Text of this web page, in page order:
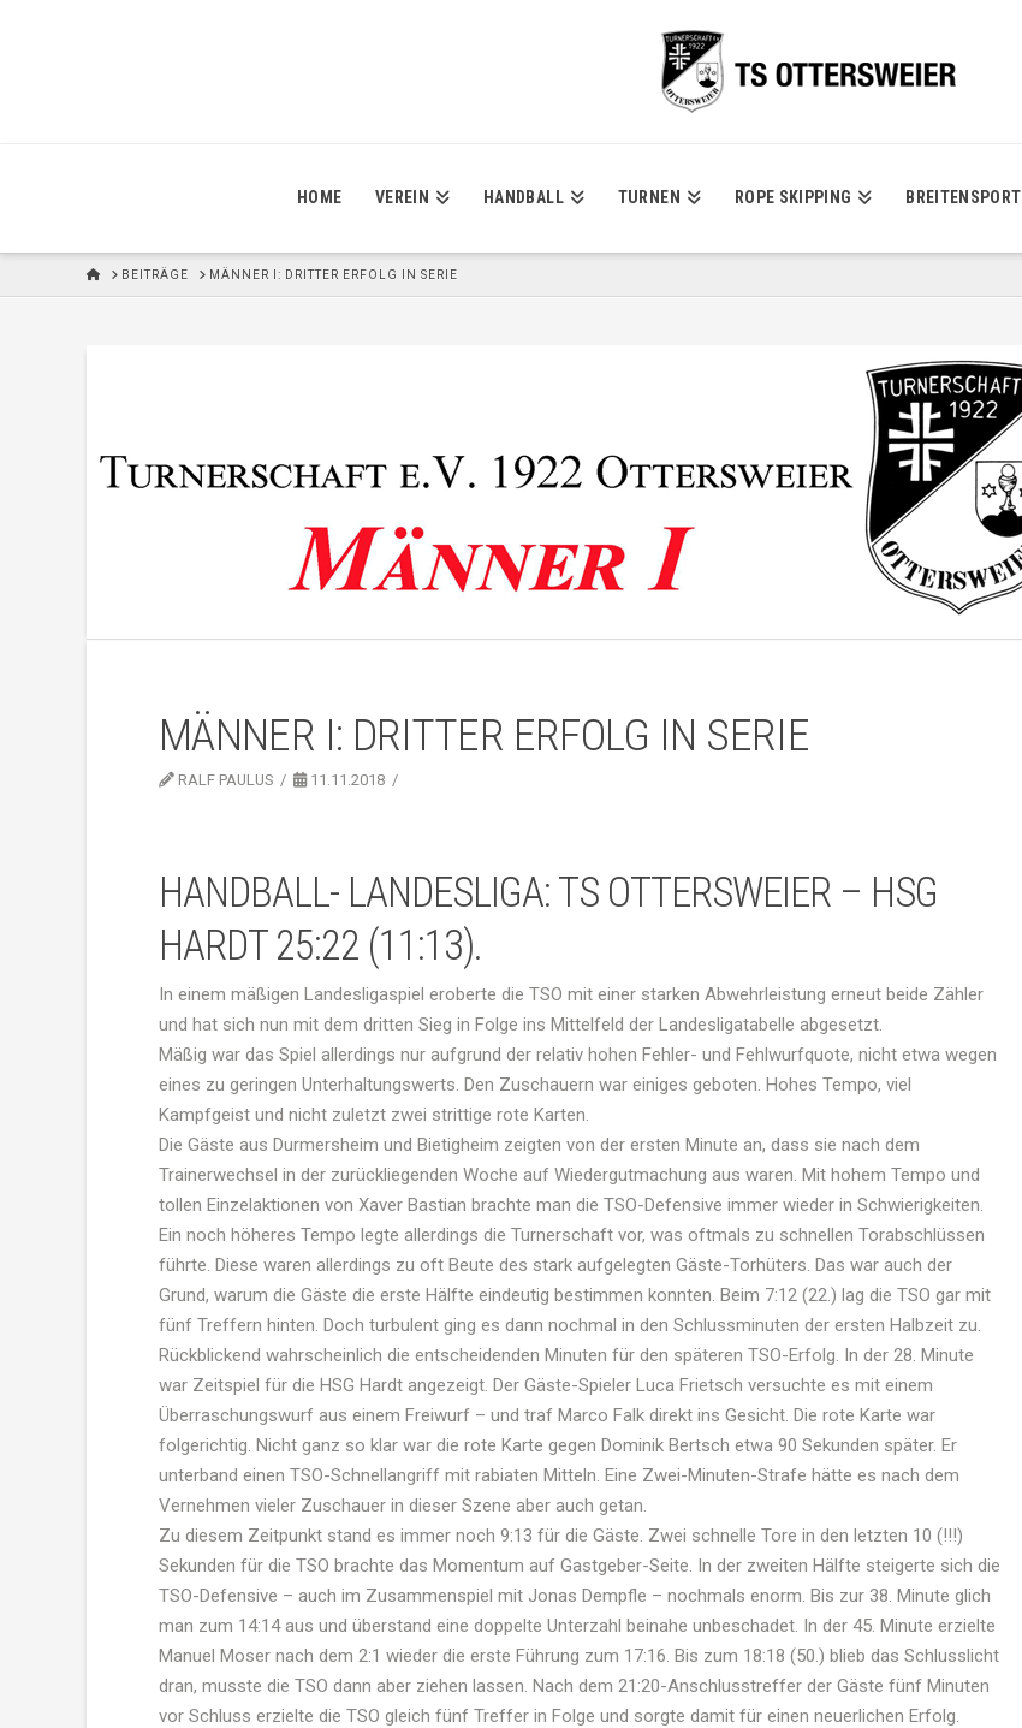
HOME VEREIN HANDBALL TURNEN ROPE SKIPPING BREITENSPORT
BEITRÄGE MÄNNER I: DRITTER ERFOLG IN SERIE
MÄNNER I: DRITTER ERFOLG IN SERIE
RALF PAULUS 11.11.2018
HANDBALL- LANDESLIGA: TS OTTERSWEIER – HSG
HARDT 25:22 (11:13).
In einem mäßigen Landesligaspiel eroberte die TSO mit einer starken Abwehrleistung erneut beide Zähler
und hat sich nun mit dem dritten Sieg in Folge ins Mittelfeld der Landesligatabelle abgesetzt.
Mäßig war das Spiel allerdings nur aufgrund der relativ hohen Fehler- und Fehlwurfquote, nicht etwa wegen
eines zu geringen Unterhaltungswerts. Den Zuschauern war einiges geboten. Hohes Tempo, viel
Kampfgeist und nicht zuletzt zwei strittige rote Karten.
Die Gäste aus Durmersheim und Bietigheim zeigten von der ersten Minute an, dass sie nach dem
Trainerwechsel in der zurückliegenden Woche auf Wiedergutmachung aus waren. Mit hohem Tempo und
tollen Einzelaktionen von Xaver Bastian brachte man die TSO-Defensive immer wieder in Schwierigkeiten.
Ein noch höheres Tempo legte allerdings die Turnerschaft vor, was oftmals zu schnellen Torabschlüssen
führte. Diese waren allerdings zu oft Beute des stark aufgelegten Gäste-Torhüters. Das war auch der
Grund, warum die Gäste die erste Hälfte eindeutig bestimmen konnten. Beim 7:12 (22.) lag die TSO gar mit
fünf Treffern hinten. Doch turbulent ging es dann nochmal in den Schlussminuten der ersten Halbzeit zu.
Rückblickend wahrscheinlich die entscheidenden Minuten für den späteren TSO-Erfolg. In der 28. Minute
war Zeitspiel für die HSG Hardt angezeigt. Der Gäste-Spieler Luca Frietsch versuchte es mit einem
Überraschungswurf aus einem Freiwurf – und traf Marco Falk direkt ins Gesicht. Die rote Karte war
folgerichtig. Nicht ganz so klar war die rote Karte gegen Dominik Bertsch etwa 90 Sekunden später. Er
unterband einen TSO-Schnellangriff mit rabiaten Mitteln. Eine Zwei-Minuten-Strafe hätte es nach dem
Vernehmen vieler Zuschauer in dieser Szene aber auch getan.
Zu diesem Zeitpunkt stand es immer noch 9:13 für die Gäste. Zwei schnelle Tore in den letzten 10 (!!!)
Sekunden für die TSO brachte das Momentum auf Gastgeber-Seite. In der zweiten Hälfte steigerte sich die
TSO-Defensive – auch im Zusammenspiel mit Jonas Dempfle – nochmals enorm. Bis zur 38. Minute glich
man zum 14:14 aus und überstand eine doppelte Unterzahl beinahe unbeschadet. In der 45. Minute erzielte
Manuel Moser nach dem 2:1 wieder die erste Führung zum 17:16. Bis zum 18:18 (50.) blieb das Schlusslicht
dran, musste die TSO dann aber ziehen lassen. Nach dem 21:20-Anschlusstreffer der Gäste fünf Minuten
vor Schluss erzielte die TSO gleich fünf Treffer in Folge und sorgte damit für einen neuerlichen Erfolg.